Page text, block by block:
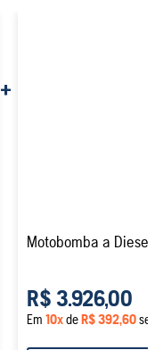
Motobomba a
R$ 3.926,00
Em 10xdeR$ 392,60